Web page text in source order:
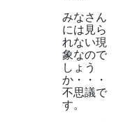
みなさん
には見ら
れない現
象なので
しょう
か・・・
不思議で
す。